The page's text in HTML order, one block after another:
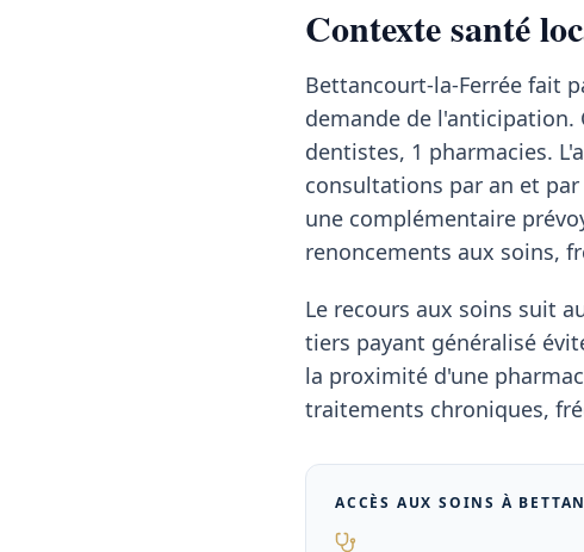
Contexte santé
Bettancourt-la-Ferrée fait
demande de l'anticipation.
dentistes, 1 pharmacies.
consultations par an et
une complémentaire
renoncements aux soins,
Le recours aux soins suit
tiers payant généralisé
la proximité d'une
traitements chroniques,
ACCÈS AUX SOINS À